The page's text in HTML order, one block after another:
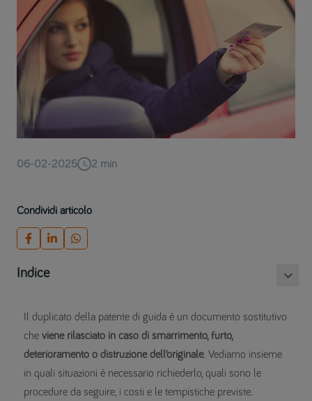
06-02-2025 2 min
Condividi articolo
Indice
Il duplicato della patente di guida è un documento sostitutivo
che viene rilasciato in caso di smarrimento, furto,
deterioramento o distruzione dell’originale. Vediamo insieme
in quali situazioni è necessario richiederlo, quali sono le
procedure da seguire, i costi e le tempistiche previste.